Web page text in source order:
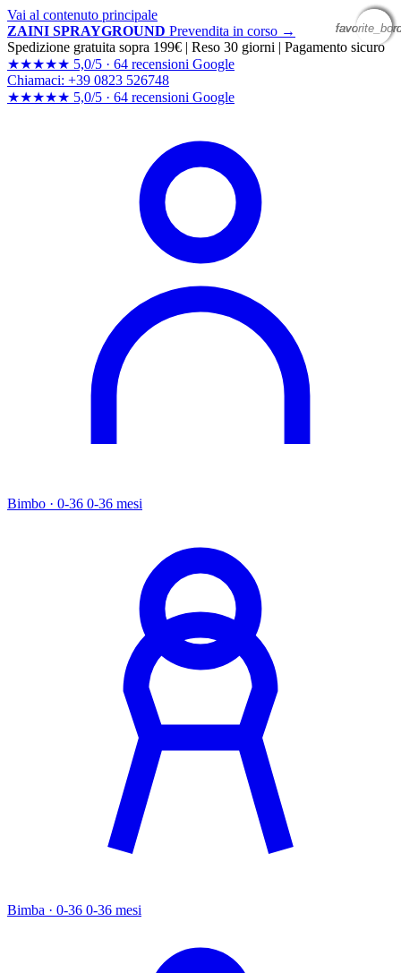
Vai al contenuto principale
ZAINI SPRAYGROUND Prevendita in corso →
Spedizione gratuita sopra 199€ | Reso 30 giorni | Pagamento sicuro
★★★★★ 5,0/5 · 64 recensioni Google
Chiamaci: +39 0823 526748
★★★★★ 5,0/5 · 64 recensioni Google
Bimbo · 0-36 0-36 mesi
Bimba · 0-36 0-36 mesi